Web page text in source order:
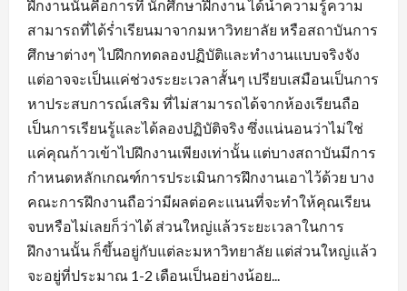
ฝึกงานนั้นคือการที่ นักศึกษาฝึกงาน ได้นำความรู้ความ
สามารถที่ได้ร่ำเรียนมาจากมหาวิทยาลัย หรือสถาบันการ
ศึกษาต่างๆ ไปฝึกกทดลองปฏิบัติและทำงานแบบจริงจัง
แต่อาจจะเป็นแค่ช่วงระยะเวลาสั้นๆ เปรียบเสมือนเป็นการ
หาประสบการณ์เสริม ที่ไม่สามารถได้จากห้องเรียนถือ
เป็นการเรียนรู้และได้ลองปฏิบัติจริง ซึ่งแน่นอนว่าไม่ใช่
แค่คุณก้าวเข้าไปฝึกงานเพียงเท่านั้น แต่บางสถาบันมีการ
กำหนดหลักเกณฑ์การประเมินการฝึกงานเอาไว้ด้วย บาง
คณะการฝึกงานถือว่ามีผลต่อคะแนนที่จะทำให้คุณเรียน
จบหรือไม่เลยก็ว่าได้ ส่วนใหญ่แล้วระยะเวลาในการ
ฝึกงานนั้น ก็ขึ้นอยู่กับแต่ละมหาวิทยาลัย แต่ส่วนใหญ่แล้ว
จะอยู่ที่ประมาณ 1-2 เดือนเป็นอย่างน้อย...